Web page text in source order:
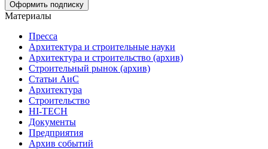
Материалы
Пресса
Архитектура и строительные науки
Архитектура и строительство (архив)
Строительный рынок (архив)
Статьи АиС
Архитектура
Строительство
HI-TECH
Документы
Предприятия
Архив событий